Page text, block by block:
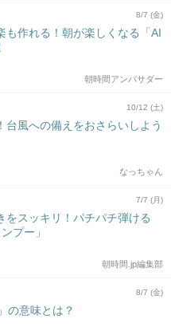
8/7 (金)
も作れる！朝が楽しくなる「AI
朝時間アンバサダー
10/12 (土)
台風への備えをおさらいしよう
なっちゃん
7/7 (月)
をスッキリ！パチパチ弾ける
プー」
朝時間.jp編集部
8/7 (金)
の意味とは？